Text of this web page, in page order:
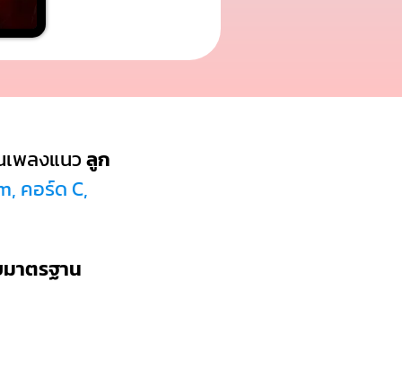
พลงแนวลูก
คอร์ด C,
าตรฐาน